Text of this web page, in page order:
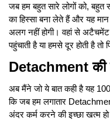
जब हम बहुत सारे लोगों को, बहुत
का हिस्सा बना लेते हैं और यह
अलग नहीं होगी। वहां से
पहुंचाती है या हमसे दूर होती है तो
Detachment की
अब मैंने जो ये बात कही है यह
कि जब हम लगातार
अंदर कर्म करने की इच्छा खत्म हो